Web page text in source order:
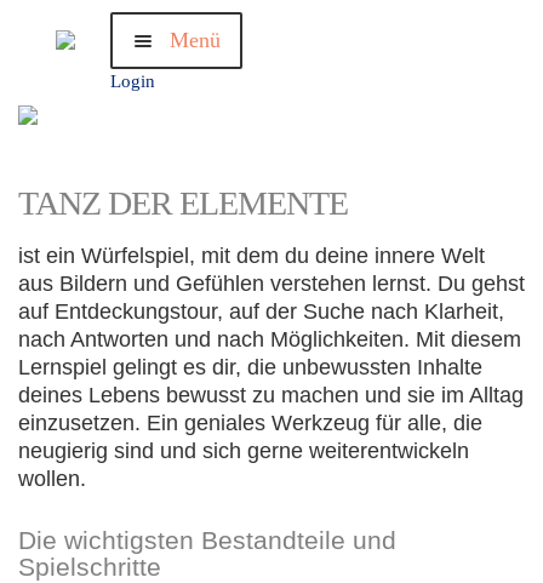
Navigation
Zum
Inhalt
Menü
Challenge
Träume
Termine
Shop
Login
TANZ DER ELEMENTE
ist ein Würfelspiel, mit dem du deine innere Welt
aus Bildern und Gefühlen verstehen lernst. Du gehst
auf Entdeckungstour, auf der Suche nach Klarheit,
nach Antworten und nach Möglichkeiten. Mit diesem
Lernspiel gelingt es dir, die unbewussten Inhalte
deines Lebens bewusst zu machen und sie im Alltag
einzusetzen. Ein geniales Werkzeug für alle, die
neugierig sind und sich gerne weiterentwickeln
wollen.
Die wichtigsten Bestandteile und
Spielschritte